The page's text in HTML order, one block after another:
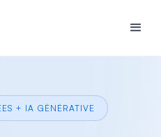
+ IA GÉNÉRATIVE